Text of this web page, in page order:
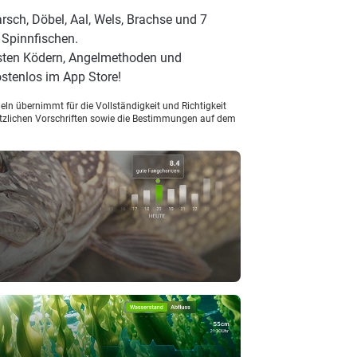
Döbel, Aal, Wels, Brachse und 7
Ködern, Angelmethoden und
im App Store!
übernimmt für die Vollständigkeit und Richtigkeit
Vorschriften sowie die Bestimmungen auf dem